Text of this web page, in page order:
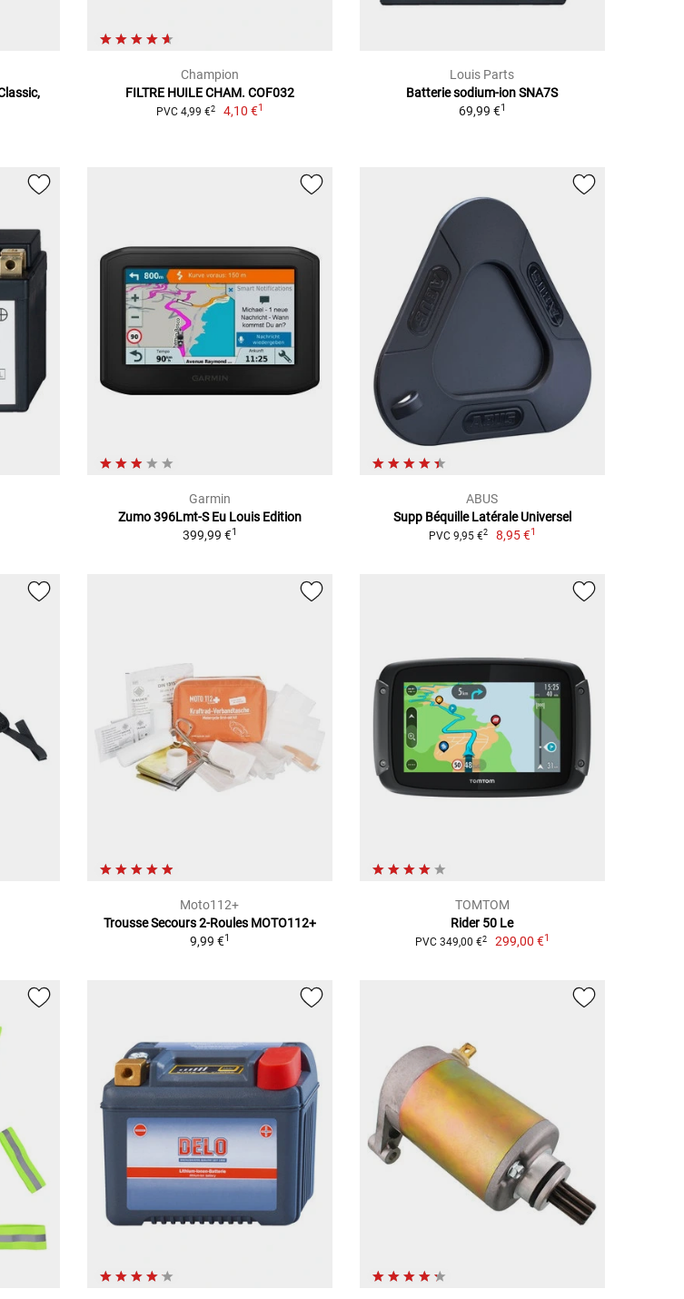
Champion
FILTRE HUILE CHAM. COF032
PVC 4,99 €2 4,10 €1
Louis Parts
Batterie sodium-ion SNA7S
69,99 €1
Garmin
Zumo 396Lmt-S Eu Louis Edition
399,99 €1
ABUS
Supp Béquille Latérale Universel
PVC 9,95 €2 8,95 €1
Moto112+
Trousse Secours 2-Roules MOTO112+
9,99 €1
TOMTOM
Rider 50 Le
PVC 349,00 €2 299,00 €1